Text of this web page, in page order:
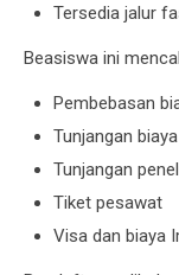
Tersedia jalur
Beasiswa ini
Pembebasan
Tunjangan
Tunjangan
Tiket pesawat
Visa dan biaya